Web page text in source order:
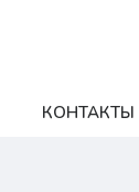
КОНТАКТЫ